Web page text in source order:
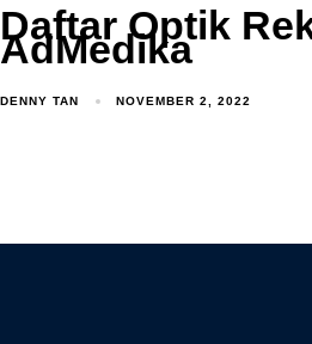
Daftar Optik
AdMedika
DENNY TAN NOVEMBER 2, 2022